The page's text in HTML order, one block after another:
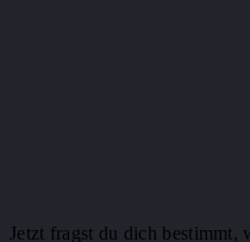
Jetzt fragst du dich